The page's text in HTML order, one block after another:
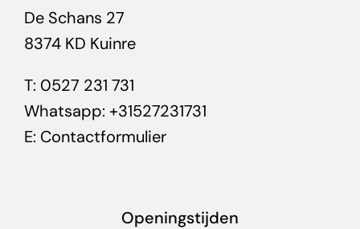
De Schans 27
8374 KD Kuinre
T: 0527 231 731
Whatsapp: +31527231731
E: Contactformulier
Openingstijden